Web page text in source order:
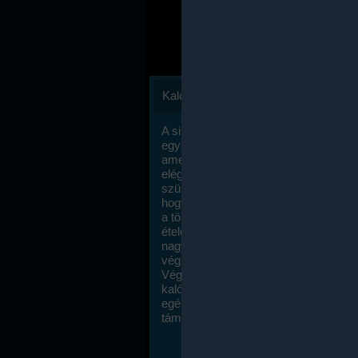
Kalóriaszámlálás
A sikeres fogyás titka valójában igen
egyszerű: égess több energiát, mint
amennyit beviszel. Természetesen
elég nagy fegyelemre és akaraterőre
szükség, de meglepődve fogod
hogy a kalóriaszámolás mennyire
a többi diétához képest. Itt nincsenek
ételek és a megengedett kalóriabevitelt
nagymértékben növelheted ha
végzel.
Végül, de nem utolsó sorban, a
kalóriaszámolás módszerét a legtöbb
egészségügyi szakorvos ajánlja és
támogatja.